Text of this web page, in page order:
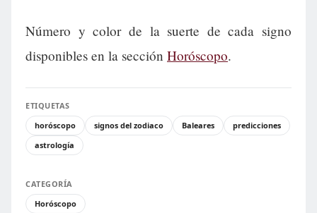
Número y color de la suerte de cada signo
disponibles en la sección Horóscopo.
ETIQUETAS
horóscopo
signos del zodiaco Baleares
predicciones
astrología
CATEGORÍA
Horóscopo